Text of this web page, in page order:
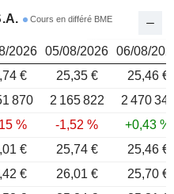
Cours en différé BME
2026 05/08/2026 06/08/
€ 25,35 €
25,46 €
870 2 165 822
2 470
% -1,52 %
+0,43 %
€ 25,74 €
25,46 €
€ 26,01 €
25,70 €